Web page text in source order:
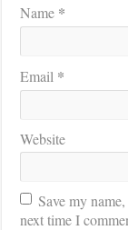
Name *
Email *
Website
Save my
next time I